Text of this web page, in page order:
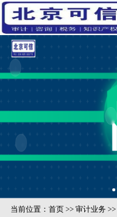
当前位置： 首页>> 审计业务 >>